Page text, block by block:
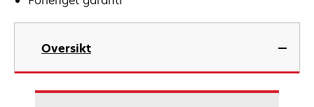
Oversikt